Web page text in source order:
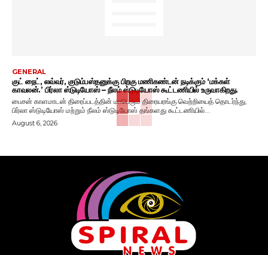
GENERAL
குட் நைட், லவ்வர், குடும்பஸ்தனுக்கு பிறகு மணிகண்டன் நடிக்கும் ‘மக்கள்
காவலன்.’ பிர்லா ஸ்டுடியோஸ் – நீலம் ஸ்டுடியோஸ் கூட்டணியில் உருவாகிறது.
பைசன் காளமாடன் திரைப்படத்தின் மாபெரும் திரையரங்கு வெற்றியைத் தொடர்ந்து,
பிர்லா ஸ்டுடியோஸ் மற்றும் நீலம் ஸ்டுடியோஸ் தங்களது கூட்டணியில்...
August 6, 2026